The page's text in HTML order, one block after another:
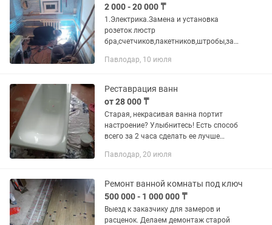
2 000 - 20 000 ₸
1.Электрика.Замена и установка
розеток люстр
бра,счетчиков,пакетников,штробы,зам
софитов,добавление новых точек
2Любые мелкие и крупные
поломки,работы...
Павлодар, 10 июля
Реставрация ванн
от 28 000 ₸
Старая, некрасивая ванна портит
настроение? Улыбнитесь! Есть способ
всего за 2 часа сделать ее лучше
крупнейших в Павлодаре по
и...
Павлодар, 20 июля
Ремонт ванной комнаты под ключ
500 000 - 1 000 000 ₸
Выезд к заказчику для замеров и
расценок. Делаем демонтаж старой